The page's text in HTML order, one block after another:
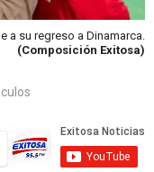
a su regreso a Dinamarca.
(Composición Exitosa)